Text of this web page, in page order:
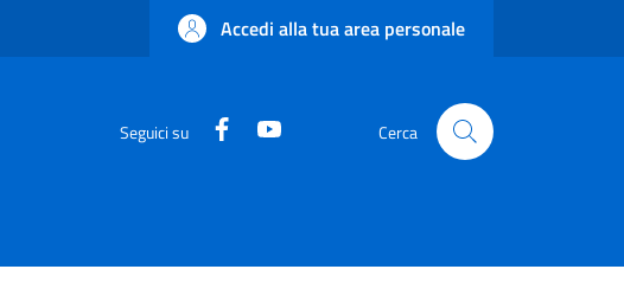
Accedi alla tua area personale
Seguici su Facebook Cerca